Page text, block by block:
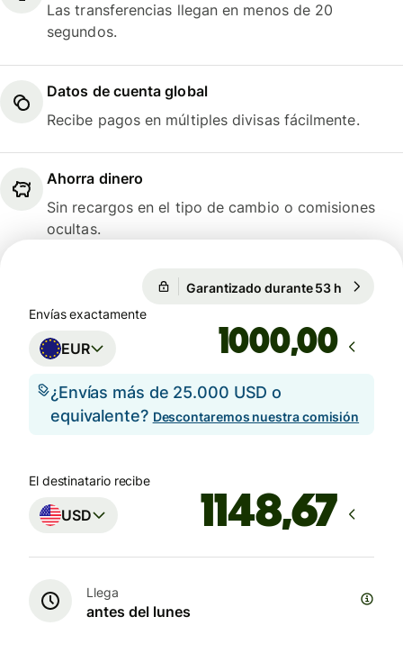
Las transferencias llegan en menos de 20
segundos.
Datos de cuenta global
Recibe pagos en múltiples divisas fácilmente.
Ahorra dinero
Sin recargos en el tipo de cambio o comisiones
ocultas.
Garantizado durante 53 h
Envías exactamente
EUR ,00
¿Envías más de 25.000 USD o
equivalente? Descontaremos nuestra comisión
El destinatario recibe
USD
Llega
antes del lunes